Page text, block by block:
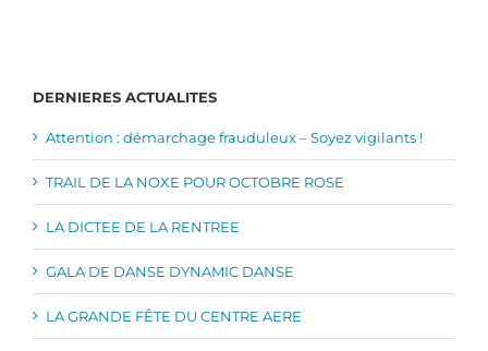
DERNIERES ACTUALITES
Attention : démarchage frauduleux – Soyez vigilants !
TRAIL DE LA NOXE POUR OCTOBRE ROSE
LA DICTEE DE LA RENTREE
GALA DE DANSE DYNAMIC DANSE
LA GRANDE FÊTE DU CENTRE AERE